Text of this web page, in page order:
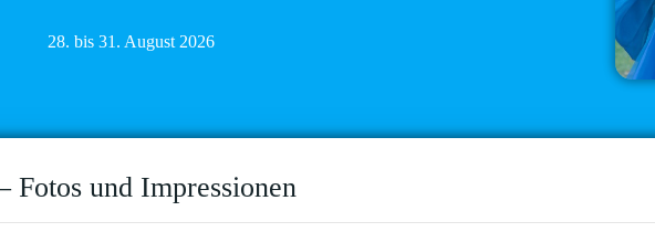
28. bis 31. August 2026
Fotos und Impressionen